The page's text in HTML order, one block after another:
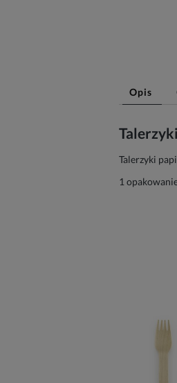
Opis
Talerzyki
1